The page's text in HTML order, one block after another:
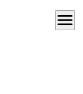
menu